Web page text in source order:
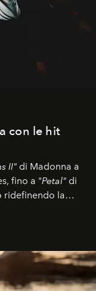
con le hit
II" di Madonna a
fino a "Petal" di
ridefinendo la